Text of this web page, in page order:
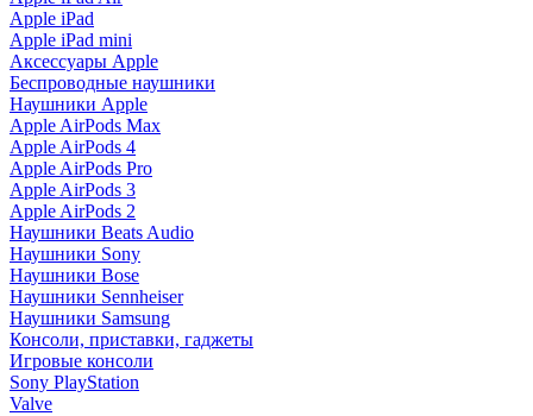
Apple iPad
Apple iPad mini
Аксессуары Apple
Беспроводные наушники
Наушники Apple
Apple AirPods Max
Apple AirPods 4
Apple AirPods Pro
Apple AirPods 3
Apple AirPods 2
Наушники Beats Audio
Наушники Sony
Наушники Bose
Наушники Sennheiser
Наушники Samsung
Консоли, приставки, гаджеты
Игровые консоли
Sony PlayStation
Valve